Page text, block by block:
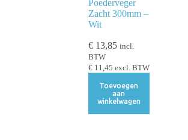
Poederveger
Zacht 300mm –
Wit
€13,85 incl.
BTW
€11,45 excl. BTW
Toevoegen
aan
winkelwagen